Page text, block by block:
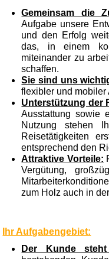
Gemeinsam die
Aufgabe unsere
und den Erfolg
das, in einem
miteinander zu
schaffen.
Sie sind uns
flexibler und mobiler
Unterstützung der
Ausstattung sowie
Nutzung stehen
Reisetätigkeiten
entsprechend den
Attraktive Vorteile:
Vergütung,
zum Holz auch in
Ihr Aufgabengebiet:
Der Kunde